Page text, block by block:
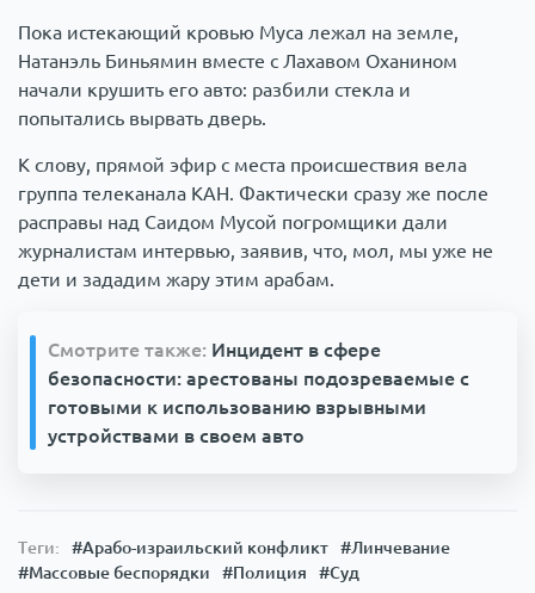
Пока истекающий кровью Муса лежал на земле,
Натанэль Биньямин вместе с Лахавом Оханином
начали крушить его авто: разбили стекла и
попытались вырвать дверь.
К слову, прямой эфир с места происшествия вела
группа телеканала КАН. Фактически сразу же после
расправы над Саидом Мусой погромщики дали
журналистам интервью, заявив, что, мол, мы уже не
дети и зададим жару этим арабам.
Смотрите также: Инцидент в сфере
безопасности: арестованы подозреваемые с
готовыми к использованию взрывными
устройствами в своем авто
Теги: #Арабо-израильский конфликт
#Линчевание
#Массовые беспорядки
#Полиция
#Суд